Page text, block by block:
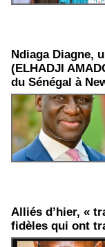
Ndiaga Diagne,
(ELHADJI
du Sénégal à
Alliés d’hier, «
fidèles qui ont